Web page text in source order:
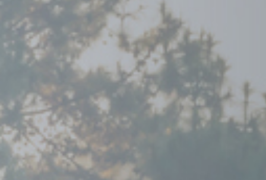
Academy Ashanti
Cercle Ashanti
Fondation Ashanti